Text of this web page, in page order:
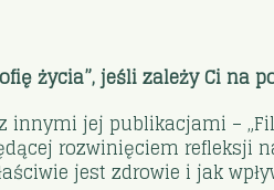
życia”, jeśli zależy Ci na
jej publikacjami –
rozwinięciem refleksji
jest zdrowie i jak